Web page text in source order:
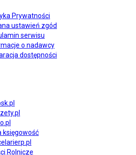
Prywatności
ustawień zgód
serwisu
o nadawcy
dostępności
księgowość
Rolnicze